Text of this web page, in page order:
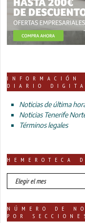
INFORMACIÓN
DIARIO
Noticias de última
Noticias Tenerife
Términos legales
HEMEROTECA
HEMEROTECA
DE
NÚMERO DE
POR